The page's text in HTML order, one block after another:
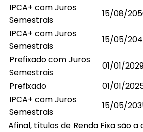
IPCA+ com Juros
Semestrais
15/08/
IPCA+ com Juros
Semestrais
15/05/
Prefixado com Juros
Semestrais
01/01/
Prefixado
01/01/
IPCA+ com Juros
Semestrais
15/05/
Afinal, títulos de Renda Fixa são